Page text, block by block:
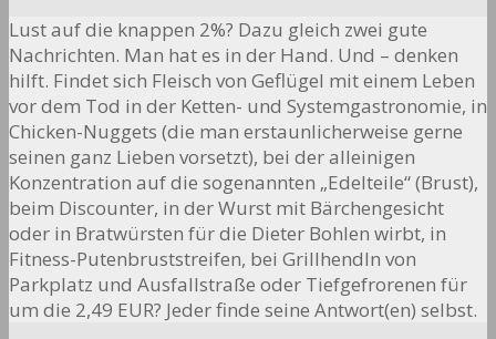
Lust auf die knappen 2%? Dazu gleich zwei gute
Nachrichten. Man hat es in der Hand. Und – denken
hilft. Findet sich Fleisch von Geflügel mit einem Leben
vor dem Tod in der Ketten- und Systemgastronomie, in
Chicken-Nuggets (die man erstaunlicherweise gerne
seinen ganz Lieben vorsetzt), bei der alleinigen
Konzentration auf die sogenannten „Edelteile“ (Brust),
beim Discounter, in der Wurst mit Bärchengesicht
oder in Bratwürsten für die Dieter Bohlen wirbt, in
Fitness-Putenbruststreifen, bei Grillhendln von
Parkplatz und Ausfallstraße oder Tiefgefrorenen für
um die 2,49 EUR? Jeder finde seine Antwort(en) selbst.